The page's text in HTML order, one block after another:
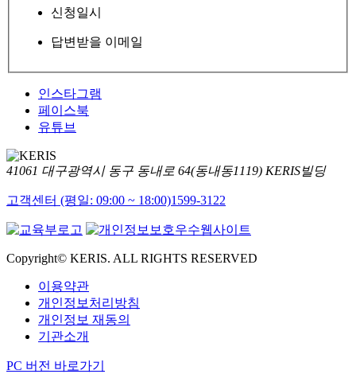
신청일시
답변받을 이메일
인스타그램
페이스북
유튜브
41061 대구광역시 동구 동내로 64(동내동1119) KERIS빌딩
고객센터 (평일: 09:00 ~ 18:00)1599-3122
Copyright© KERIS. ALL RIGHTS RESERVED
이용약관
개인정보처리방침
개인정보 재동의
기관소개
PC 버전 바로가기